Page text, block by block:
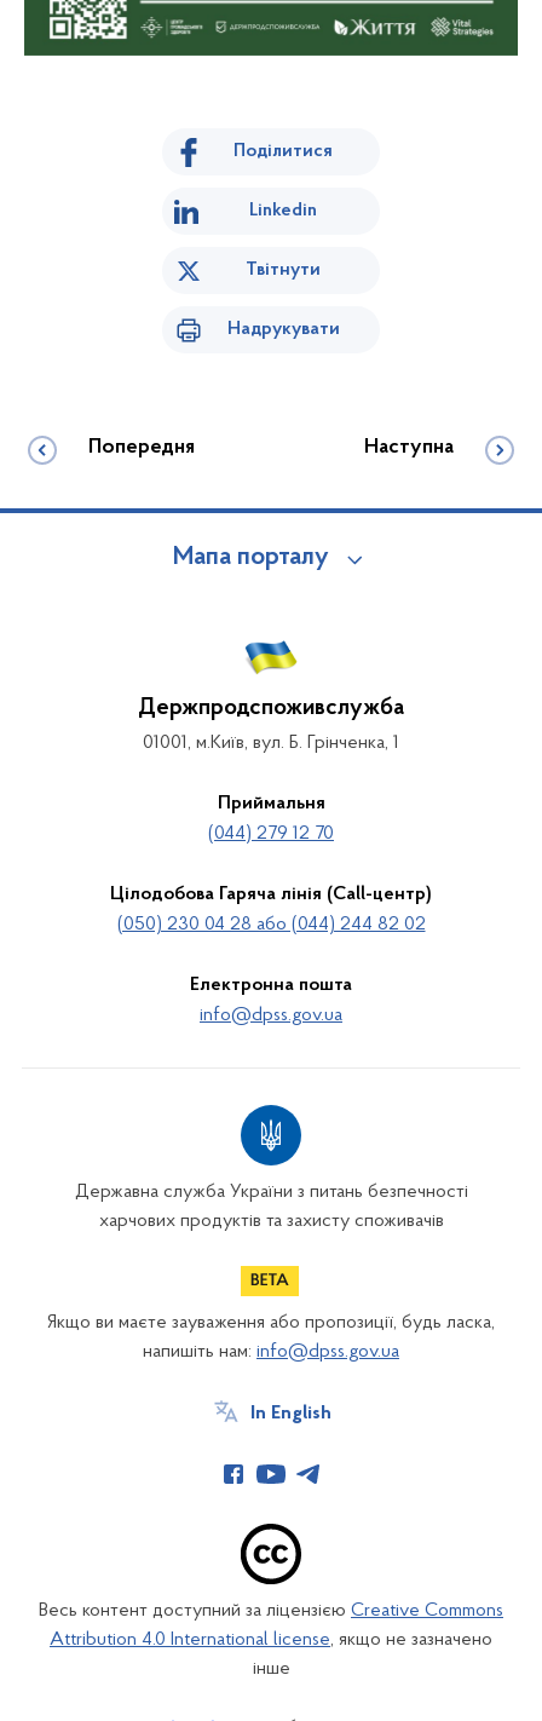
Поділитися
Linkedin
Твітнути
Надрукувати
Попередня Наступна
Мапа порталу
Держпродспоживслужба
01001, м.Київ, вул. Б. Грінченка, 1
Приймальня
(044) 279 12 70
Цілодобова Гаряча лінія (Call-центр)
(050) 230 04 28 або (044) 244 82 02
Електронна пошта
info@dpss.gov.ua
Державна служба України з питань безпечності
харчових продуктів та захисту споживачів
Якщо ви маєте зауваження або пропозиції, будь ласка,
напишіть нам: info@dpss.gov.ua
In English
Весь контент доступний за ліцензією Creative Commons
Attribution 4.0 International license, якщо не зазначено
інше